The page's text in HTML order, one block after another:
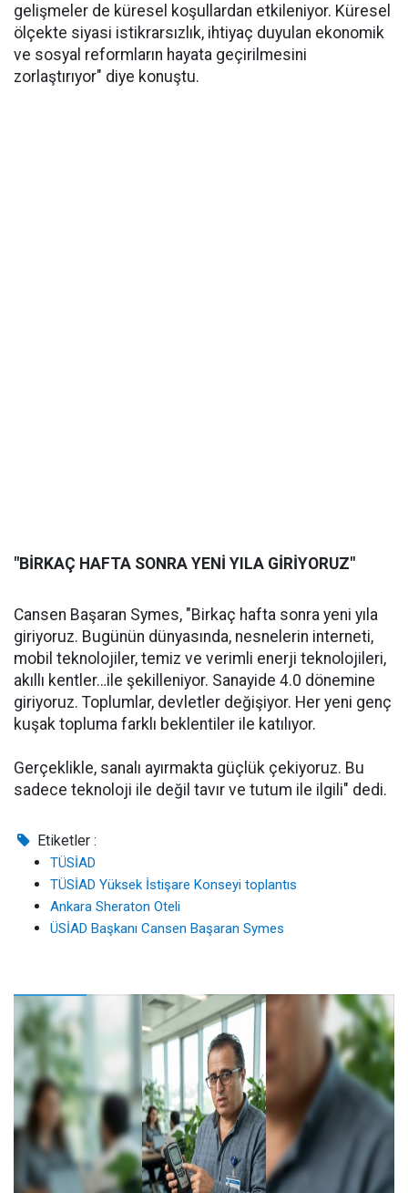
gelişmeler de küresel koşullardan etkileniyor. Küresel
ölçekte siyasi istikrarsızlık, ihtiyaç duyulan ekonomik
ve sosyal reformların hayata geçirilmesini
zorlaştırıyor" diye konuştu.
"BİRKAÇ HAFTA SONRA YENİ YILA GİRİYORUZ"
Cansen Başaran Symes, "Birkaç hafta sonra yeni yıla
giriyoruz. Bugünün dünyasında, nesnelerin interneti,
mobil teknolojiler, temiz ve verimli enerji teknolojileri,
akıllı kentler…ile şekilleniyor. Sanayide 4.0 dönemine
giriyoruz. Toplumlar, devletler değişiyor. Her yeni genç
kuşak topluma farklı beklentiler ile katılıyor.
Gerçeklikle, sanalı ayırmakta güçlük çekiyoruz. Bu
sadece teknoloji ile değil tavır ve tutum ile ilgili" dedi.
Etiketler :
TÜSİAD
TÜSİAD Yüksek İstişare Konseyi toplantıs
Ankara Sheraton Oteli
ÜSİAD Başkanı Cansen Başaran Symes